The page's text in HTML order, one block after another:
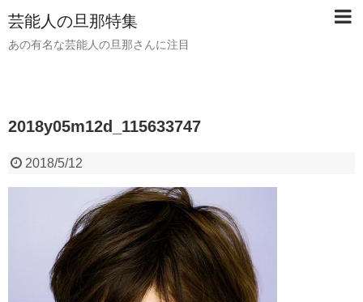
芸能人の旦那特集
あの有名な芸能人の旦那さんに注目
2018y05m12d_115633747
2018/5/12